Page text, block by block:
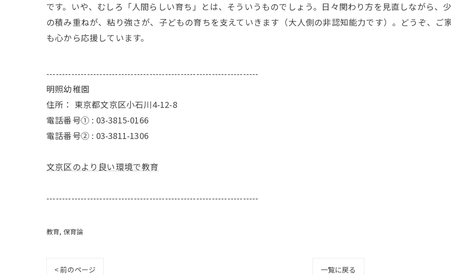
です。いや、むしろ「人間らしい育ち」とは、そういうものでしょう。日々関わり方を見直しながら、
の積み重ねが、粘り強さが、子どもの育ちを支えていきます（大人側の非認知能力です）。どうぞ、ご
も心から応援しています。
--------------------------------------------------------------------
明照幼稚園
住所： 東京都文京区小石川4-12-8
電話番号① : 03-3815-0166
電話番号② : 03-3811-1306
文京区のより良い環境で教育
--------------------------------------------------------------------
教育 保育論
< 前のページ 一覧に戻る